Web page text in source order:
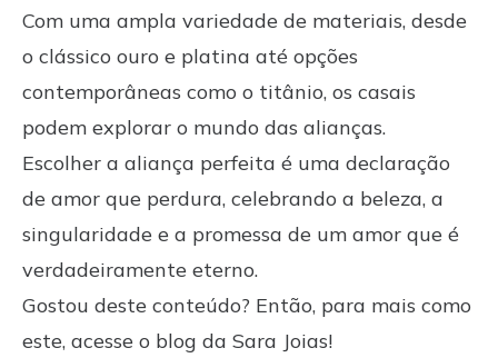
Com uma ampla variedade de materiais, desde
o clássico ouro e platina até opções
contemporâneas como o titânio, os casais
podem explorar o mundo das alianças.
Escolher a aliança perfeita é uma declaração
de amor que perdura, celebrando a beleza, a
singularidade e a promessa de um amor que é
verdadeiramente eterno.
Gostou deste conteúdo? Então, para mais como
este, acesse o blog da Sara Joias!